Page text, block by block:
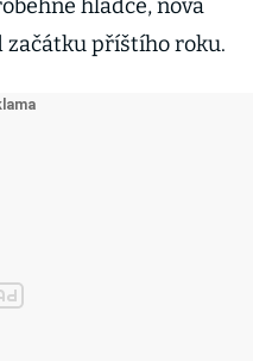
hladce, nová
začátku příštího roku.